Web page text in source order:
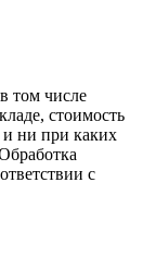
том числе
стоимость
ни при каких
с